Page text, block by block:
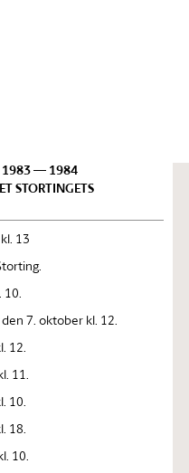
1983 — 1984
STORTINGETS
13
10.
7. oktober kl. 12.
12.
11.
10.
18.
10.